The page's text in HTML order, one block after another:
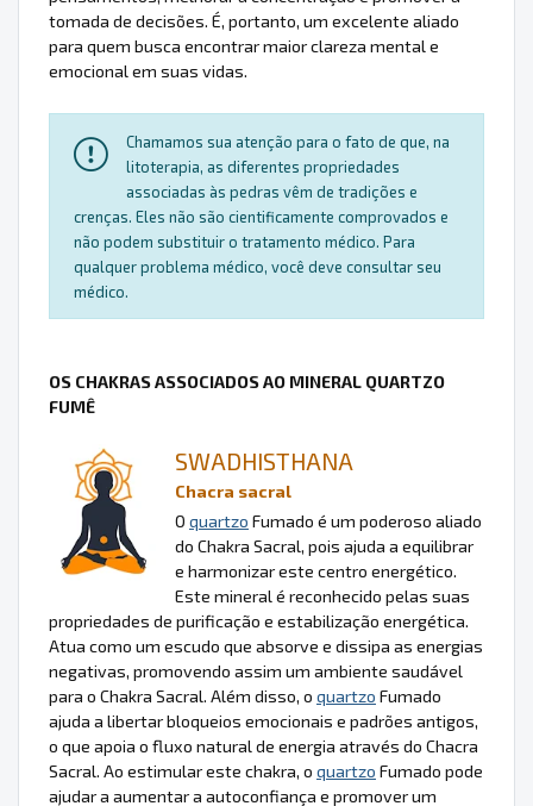
tomada de decisões. É, portanto, um excelente aliado
para quem busca encontrar maior clareza mental e
emocional em suas vidas.
Chamamos sua atenção para o fato de que, na
litoterapia, as diferentes propriedades
associadas às pedras vêm de tradições e
crenças. Eles não são cientificamente comprovados e
não podem substituir o tratamento médico. Para
qualquer problema médico, você deve consultar seu
médico.
OS CHAKRAS ASSOCIADOS AO MINERAL QUARTZO
FUMÊ
SWADHISTHANA
Chacra sacral
O quartzo Fumado é um poderoso aliado
do Chakra Sacral, pois ajuda a equilibrar
e harmonizar este centro energético.
Este mineral é reconhecido pelas suas
propriedades de purificação e estabilização energética.
Atua como um escudo que absorve e dissipa as energias
negativas, promovendo assim um ambiente saudável
para o Chakra Sacral. Além disso, o quartzo Fumado
ajuda a libertar bloqueios emocionais e padrões antigos,
o que apoia o fluxo natural de energia através do Chacra
Sacral. Ao estimular este chakra, o quartzo Fumado pode
ajudar a aumentar a autoconfiança e promover um